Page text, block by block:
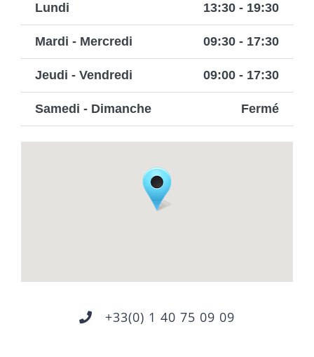
Lundi 13:30 - 19:30
Mardi - Mercredi 09:30 - 17:30
Jeudi - Vendredi 09:00 - 17:30
Samedi - Dimanche Fermé
+33(0) 1 40 75 09 09